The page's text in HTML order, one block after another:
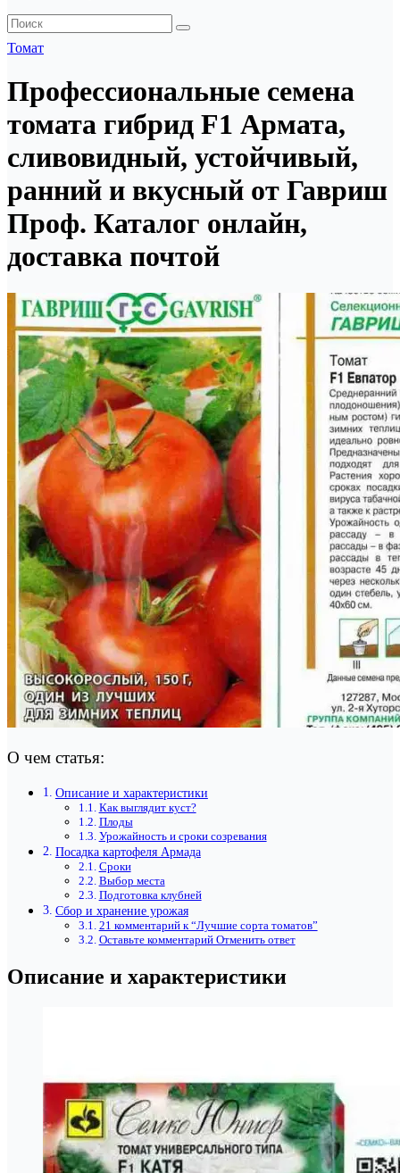
Томат
Профессиональные семена
томата гибрид F1 Армата,
сливовидный, устойчивый,
ранний и вкусный от Гавриш
Проф. Каталог онлайн,
доставка почтой
О чем статья:
Описание и характеристики
Как выглядит куст?
Плоды
Урожайность и сроки созревания
Посадка картофеля Армада
Сроки
Выбор места
Подготовка клубней
Сбор и хранение урожая
21 комментарий к “Лучшие сорта томатов”
Оставьте комментарий Отменить ответ
Описание и характеристики